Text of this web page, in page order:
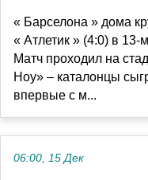
« Барселона » дома
« Атлетик » (4:0) в 13-
Матч проходил на
Ноу» – каталонцы
впервые с м...
06:00, 15 Дек